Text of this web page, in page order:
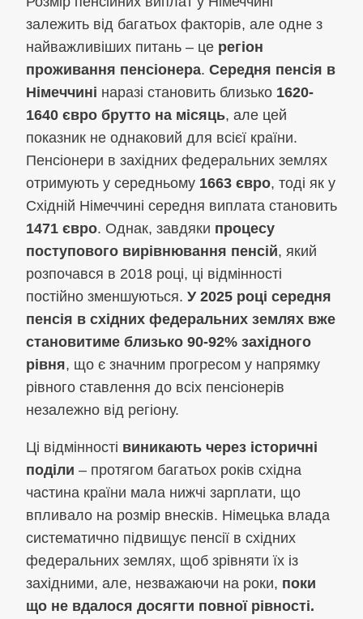
залежить від багатьох факторів, але одне з
найважливіших питань – це регіон
проживання пенсіонера. Середня пенсія в
Німеччині наразі становить близько 1620-
1640 євро брутто на місяць, але цей
показник не однаковий для всієї країни.
Пенсіонери в західних федеральних землях
отримують у середньому 1663 євро, тоді як у
Східній Німеччині середня виплата становить
1471 євро. Однак, завдяки процесу
поступового вирівнювання пенсій, який
розпочався в 2018 році, ці відмінності
постійно зменшуються. У 2025 році середня
пенсія в східних федеральних землях вже
становитиме близько 90-92% західного
рівня, що є значним прогресом у напрямку
рівного ставлення до всіх пенсіонерів
незалежно від регіону.
Ці відмінності виникають через історичні
поділи – протягом багатьох років східна
частина країни мала нижчі зарплати, що
впливало на розмір внесків. Німецька влада
систематично підвищує пенсії в східних
федеральних землях, щоб зрівняти їх із
західними, але, незважаючи на роки, поки
що не вдалося досягти повної рівності.